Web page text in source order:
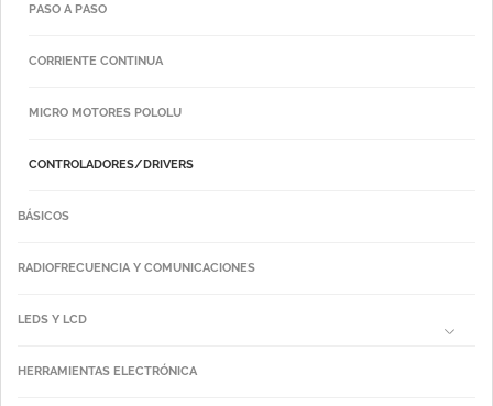
PASO A PASO
CORRIENTE CONTINUA
MICRO MOTORES POLOLU
CONTROLADORES/DRIVERS
BÁSICOS
RADIOFRECUENCIA Y COMUNICACIONES
LEDS Y LCD
HERRAMIENTAS ELECTRÓNICA